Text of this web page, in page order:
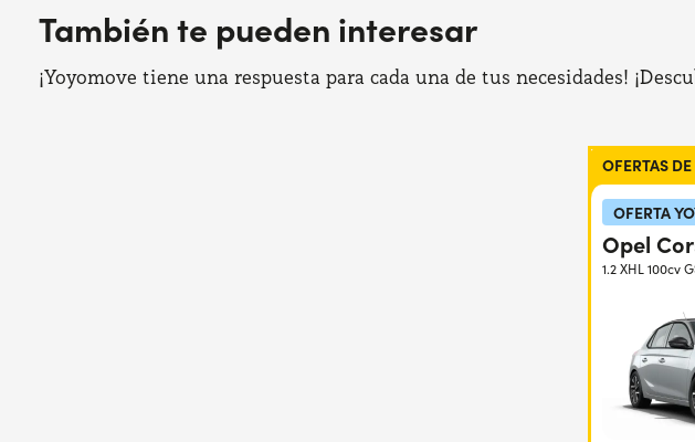
También te pueden interesar
¡Yoyomove tiene una respuesta para cada una de tus necesidades!
OFERTAS
OFERTA
Opel
1.2 XHL 100cv